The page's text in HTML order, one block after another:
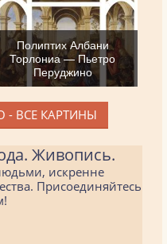
Полиптих Албани
Торлониа — Пьетро
Перуджино
- ВСЕ КАРТИНЫ
Живопись.
искренне
Присоединяйтесь